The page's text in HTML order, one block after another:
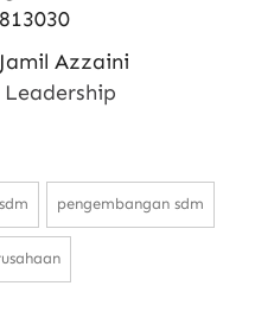
Azzaini
pengembangan sdm